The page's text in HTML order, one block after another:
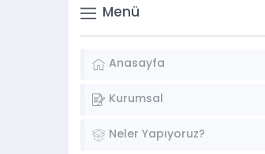
Menü
Anasayfa
Kurumsal
Neler Yapıyoruz?